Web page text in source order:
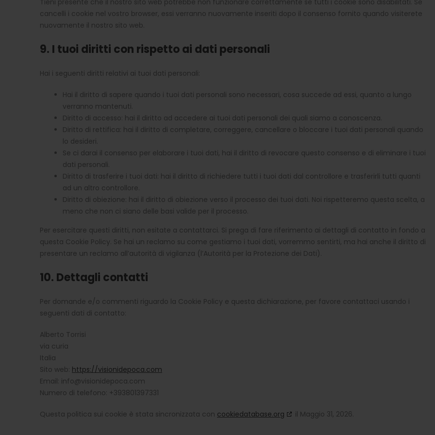
Tieni presente che il nostro sito web potrebbe non funzionare correttamente se tutti i cookie sono disabilitati. Se
cancelli i cookie nel vostro browser, essi verranno nuovamente inseriti dopo il consenso fornito quando visiterete
nuovamente il nostro sito web.
9. I tuoi diritti con rispetto ai dati personali
Hai i seguenti diritti relativi ai tuoi dati personali:
Hai il diritto di sapere quando i tuoi dati personali sono necessari, cosa succede ad essi, quanto a lungo
verranno mantenuti.
Diritto di accesso: hai il diritto ad accedere ai tuoi dati personali dei quali siamo a conoscenza.
Diritto di rettifica: hai il diritto di completare, correggere, cancellare o bloccare i tuoi dati personali quando
lo desideri.
Se ci darai il consenso per elaborare i tuoi dati, hai il diritto di revocare questo consenso e di eliminare i tuoi
dati personali.
Diritto di trasferire i tuoi dati: hai il diritto di richiedere tutti i tuoi dati dal controllore e trasferirli tutti quanti
ad un altro controllore.
Diritto di obiezione: hai il diritto di obiezione verso il processo dei tuoi dati. Noi rispetteremo questa scelta, a
meno che non ci siano delle basi valide per il processo.
Per esercitare questi diritti, non esitate a contattarci. Si prega di fare riferimento ai dettagli di contatto in fondo a
questa Cookie Policy. Se hai un reclamo su come gestiamo i tuoi dati, vorremmo sentirti, ma hai anche il diritto di
presentare un reclamo all’autorità di vigilanza (l’Autorità per la Protezione dei Dati).
10. Dettagli contatti
Per domande e/o commenti riguardo la Cookie Policy e questa dichiarazione, per favore contattaci usando i
seguenti dati di contatto:
Alberto Torrisi
via curia
Italia
Sito web: https://visionidepoca.com
Email: info@visionidepoca.com
Numero di telefono: +393801397331
Questa politica sui cookie è stata sincronizzata con cookiedatabase.org il Maggio 31, 2026.